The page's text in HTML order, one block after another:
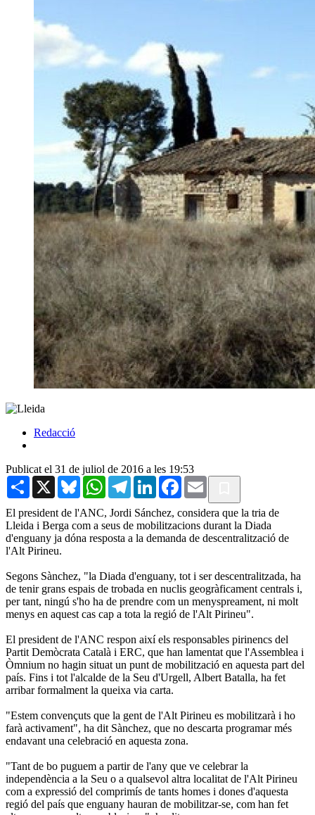
Redacció
Publicat el 31 de juliol de 2016 a les 19:53
Share X BlueskyWhatsAppTelegramLinkedInFacebook
Email
El president de l'ANC, Jordi Sánchez, considera que la tria de
Lleida i Berga com a seus de mobilitzacions durant la Diada
d'enguany ja dóna resposta a la demanda de descentralització de
l'Alt Pirineu.
Segons Sànchez, "la Diada d'enguany, tot i ser descentralitzada, ha
de tenir grans espais de trobada en nuclis geogràficament centrals i,
per tant, ningú s'ho ha de prendre com un menyspreament, ni molt
menys en aquest cas cap a tota la regió de l'Alt Pirineu".
El president de l'ANC respon així els responsables pirinencs del
Partit Demòcrata Català i ERC, que han lamentat que l'Assemblea i
Òmnium no hagin situat un punt de mobilització en aquesta part del
país. Fins i tot l'alcalde de la Seu d'Urgell, Albert Batalla, ha fet
arribar formalment la queixa via carta.
"Estem convençuts que la gent de l'Alt Pirineu es mobilitzarà i ho
farà activament", ha dit Sànchez, que no descarta programar més
endavant una celebració en aquesta zona.
"Tant de bo puguem a partir de l'any que ve celebrar la
independència a la Seu o a qualsevol altra localitat de l'Alt Pirineu
com a expressió del comprimís de tants homes i dones d'aquesta
regió del país que enguany hauran de mobilitzar-se, com han fet